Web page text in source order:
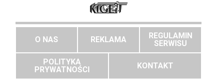
O NAS REKLAMA
REGULAMIN
SERWISU
POLITYKA
PRYWATNOŚCI
KONTAKT